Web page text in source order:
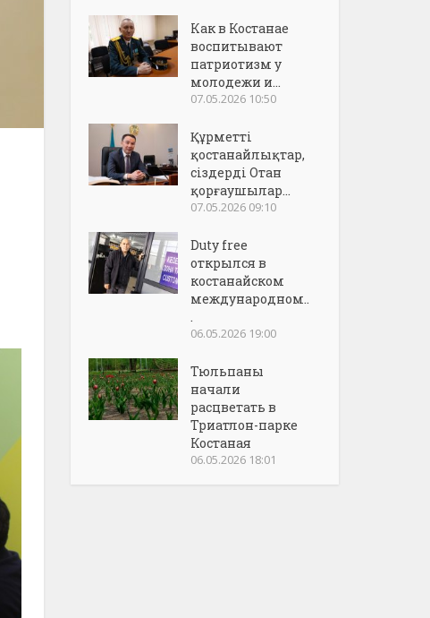
Как в Костанае
воспитывают
патриотизм у
молодежи и...
07.05.2026 10:50
Құрметті
қостанайлықтар,
сіздерді Отан
қорғаушылар...
07.05.2026 09:10
Duty free
открылся в
костанайском
международном..
.
06.05.2026 19:00
Тюльпаны
начали
расцветать в
Триатлон-парке
Костаная
06.05.2026 18:01